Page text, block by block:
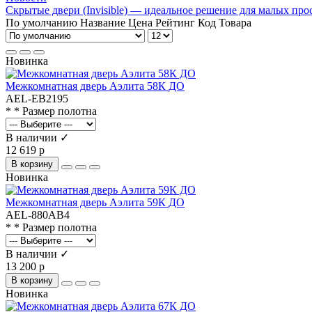
Скрытые двери (Invisible) — идеальное решение для малых
По умолчанию Название Цена Рейтинг Код Товара
Новинка
Межкомнатная дверь Аэлита 58К ДО
AEL-EB2195
* * Размер полотна
В наличии ✓
12 619 р
В корзину
Новинка
Межкомнатная дверь Аэлита 59К ДО
AEL-880AB4
* * Размер полотна
В наличии ✓
13 200 р
В корзину
Новинка